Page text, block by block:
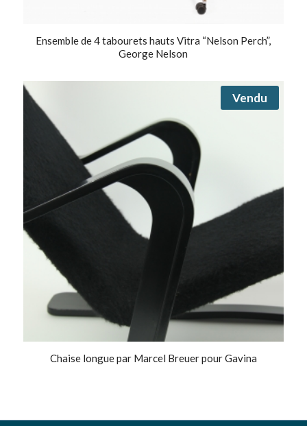
Ensemble de 4 tabourets hauts Vitra “Nelson Perch”,
George Nelson
Vendu
Chaise longue par Marcel Breuer pour Gavina